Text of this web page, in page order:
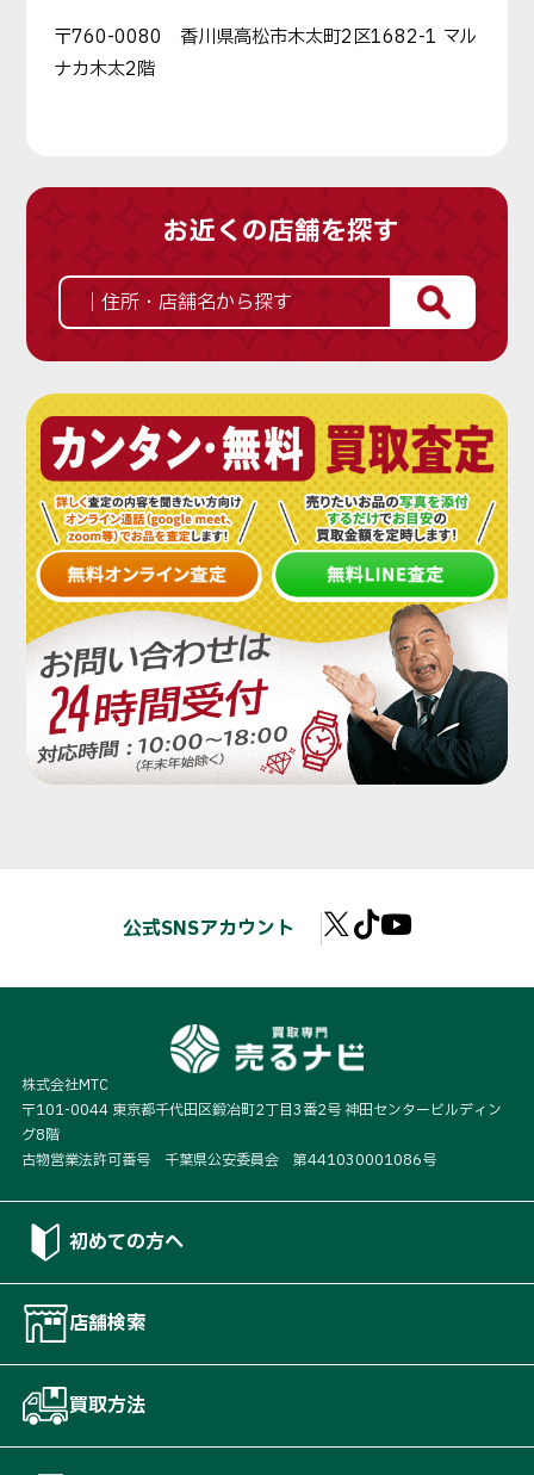
〒760-0080 香川県高松市木太町2区1682-1 マル
ナカ木太2階
お近くの店舗を探す
公式SNSアカウント
株式会社MTC
〒101-0044 東京都千代田区鍛冶町2丁目3番2号 神田センタービルディン
グ8階
古物営業法許可番号 千葉県公安委員会 第441030001086号
初めての方へ
店舗検索
買取方法